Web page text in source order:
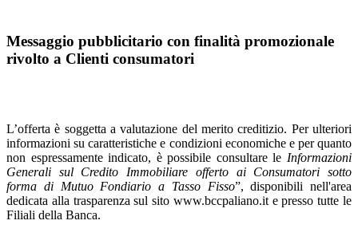
Messaggio pubblicitario con finalità promozionale
rivolto a Clienti consumatori
L’offerta è soggetta a valutazione del merito creditizio. Per ulteriori
informazioni su caratteristiche e condizioni economiche e per quanto
non espressamente indicato, è possibile consultare le Informazioni
Generali sul Credito Immobiliare offerto ai Consumatori sotto
forma di Mutuo Fondiario a Tasso Fisso”, disponibili nell'area
dedicata alla trasparenza sul sito www.bccpaliano.it e presso tutte le
Filiali della Banca.